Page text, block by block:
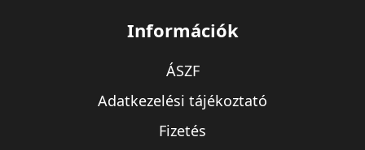
Információk
ÁSZF
Adatkezelési tájékoztató
Fizetés